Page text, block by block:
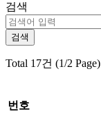
검색
Total 17건 (1/2 Page)
번호